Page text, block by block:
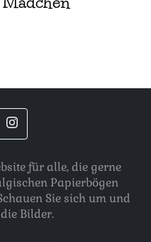
für alle, die gerne
Papierbögen
Sie sich um und
Bilder.